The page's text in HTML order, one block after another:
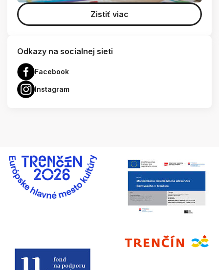
Zistiť viac
Odkazy na socialnej sieti
Facebook
Instagram